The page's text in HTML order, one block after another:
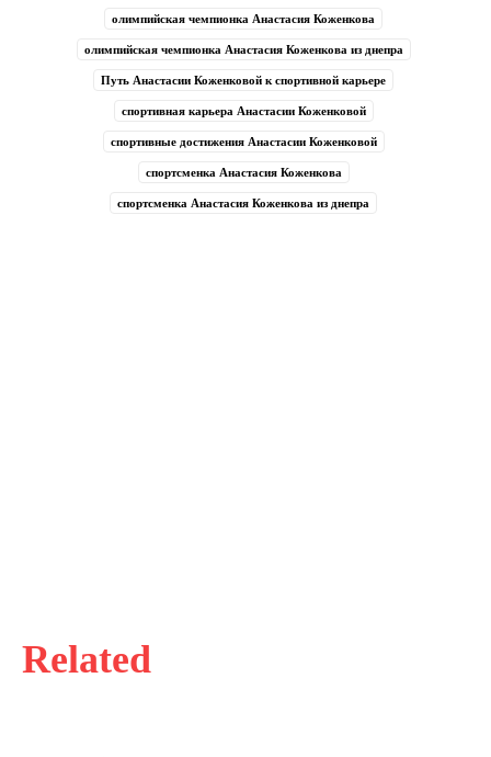
Related
олимпийская чемпионка Анастасия Коженкова
олимпийская чемпионка Анастасия Коженкова из днепра
Путь Анастасии Коженковой к спортивной карьере
спортивная карьера Анастасии Коженковой
спортивные достижения Анастасии Коженковой
спортсменка Анастасия Коженкова
спортсменка Анастасия Коженкова из днепра